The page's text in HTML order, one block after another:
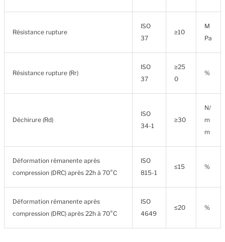
Résistance rupture
ISO
37
≥10
M
Pa
Résistance rupture (Rr)
ISO
37
≥25
0
%
Déchirure (Rd)
ISO
34-1
≥30
N/
m
m
Déformation rémanente après
compression (DRC) après 22h à 70°C
ISO
815-1
≤15 %
Déformation rémanente après
compression (DRC) après 22h à 70°C
ISO
4649
≤20 %